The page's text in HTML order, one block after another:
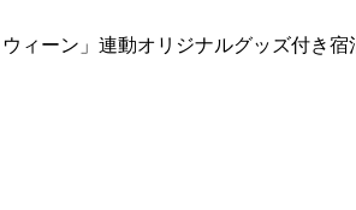
ィーン」連動オリジナルグッズ付き宿